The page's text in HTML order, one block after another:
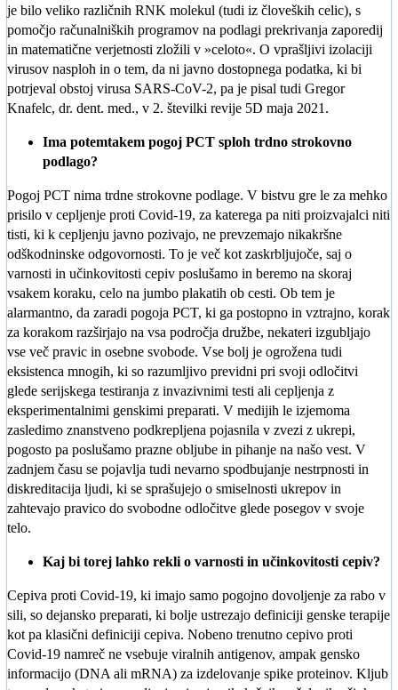
je bilo veliko različnih RNK molekul (tudi iz človeških celic), s
pomočjo računalniških programov na podlagi prekrivanja zaporedij
in matematične verjetnosti zložili v »celoto«. O vprašljivi izolaciji
virusov nasploh in o tem, da ni javno dostopnega podatka, ki bi
potrjeval obstoj virusa SARS-CoV-2, pa je pisal tudi Gregor
Knafelc, dr. dent. med., v 2. številki revije 5D maja 2021.
Ima potemtakem pogoj PCT sploh trdno strokovno
podlago?
Pogoj PCT nima trdne strokovne podlage. V bistvu gre le za mehko
prisilo v cepljenje proti Covid-19, za katerega pa niti proizvajalci niti
tisti, ki k cepljenju javno pozivajo, ne prevzemajo nikakršne
odškodninske odgovornosti. To je več kot zaskrbljujoče, saj o
varnosti in učinkovitosti cepiv poslušamo in beremo na skoraj
vsakem koraku, celo na jumbo plakatih ob cesti. Ob tem je
alarmantno, da zaradi pogoja PCT, ki ga postopno in vztrajno, korak
za korakom razširjajo na vsa področja družbe, nekateri izgubljajo
vse več pravic in osebne svobode. Vse bolj je ogrožena tudi
eksistenca mnogih, ki so razumljivo previdni pri svoji odločitvi
glede serijskega testiranja z invazivnimi testi ali cepljenja z
eksperimentalnimi genskimi preparati. V medijih le izjemoma
zasledimo znanstveno podkrepljena pojasnila v zvezi z ukrepi,
pogosto pa poslušamo prazne obljube in pihanje na našo vest. V
zadnjem času se pojavlja tudi nevarno spodbujanje nestrpnosti in
diskreditacija ljudi, ki se sprašujejo o smiselnosti ukrepov in
zahtevajo pravico do svobodne odločitve glede posegov v svoje
telo.
Kaj bi torej lahko rekli o varnosti in učinkovitosti cepiv?
Cepiva proti Covid-19, ki imajo samo pogojno dovoljenje za rabo v
sili, so dejansko preparati, ki bolje ustrezajo definiciji genske terapije
kot pa klasični definiciji cepiva. Nobeno trenutno cepivo proti
Covid-19 namreč ne vsebuje viralnih antigenov, ampak gensko
informacijo (DNA ali mRNA) za izdelovanje spike proteinov. Kljub